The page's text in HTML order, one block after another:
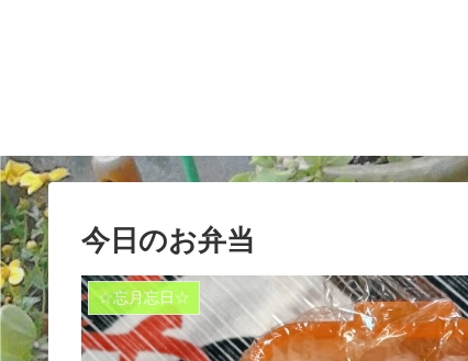
今日のお弁当
☆忘月忘日☆